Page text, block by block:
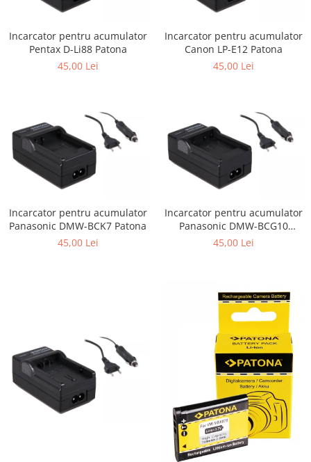
Incarcator pentru acumulator
Pentax D-Li88 Patona
45,00 Lei
Incarcator pentru acumulator
Canon LP-E12 Patona
45,00 Lei
Incarcator pentru acumulator
Panasonic DMW-BCK7 Patona
45,00 Lei
Incarcator pentru acumulator
Panasonic DMW-BCG10
Patona
45,00 Lei